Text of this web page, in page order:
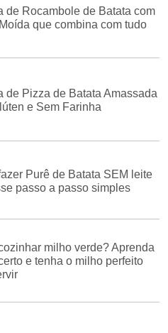
de Rocambole de Batata com
que combina com tudo
de Pizza de Batata Amassada
e Sem Farinha
Purê de Batata SEM leite
passo a passo simples
milho verde? Aprenda
e tenha o milho perfeito